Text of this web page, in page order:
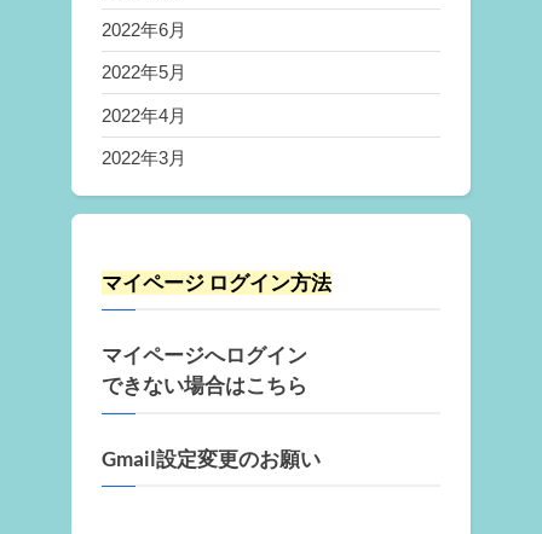
2022年6月
2022年5月
2022年4月
2022年3月
マイページ ログイン方法
マイページへログイン
できない場合はこちら
Gmail設定変更のお願い